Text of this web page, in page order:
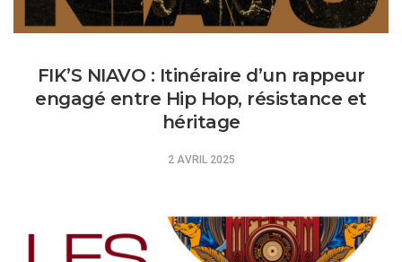
FIK’S NIAVO : Itinéraire d’un rappeur
engagé entre Hip Hop, résistance et
héritage
2 AVRIL 2025